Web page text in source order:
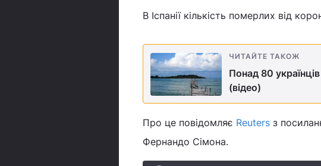
В Іспанії кількість померлих від
ЧИТАЙТЕ ТАКОЖ
Понад 80
(відео)
Про це повідомляє Reuters з
Фернандо Сімона.